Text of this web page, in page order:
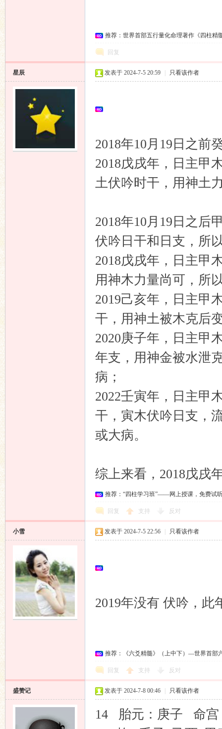
推荐：世界首部五行量化命理著作《四柱精
回复
星辰 发表于 2024-7-5 20:59 只看该作者
2018年10月19日之前
2018戊戌年，日主甲
土伏吟时干，用神土
2018年10月19日之后
伏吟日干和日支，所
2018戊戌年，日主甲
用神木力量尚可，所
2019己亥年，日主甲
干，用神土被木克后
2020庚子年，日主甲
年支，用神金被水泄
病；
2022壬寅年，日主甲
干，寅木伏吟日支，
或大病。
综上来看，2018戊戌
推荐：“四柱学习班”——网上授课，免费试
回复 支持 反对
小雪 发表于 2024-7-5 22:56 只看该作者
2019年没有 伏吟，此
推荐：《六爻精髓》（上中下）—世界首部
回复 支持 反对
盛赞记 发表于 2024-7-8 00:46 只看该作者
14 胎元：庚子 命宫